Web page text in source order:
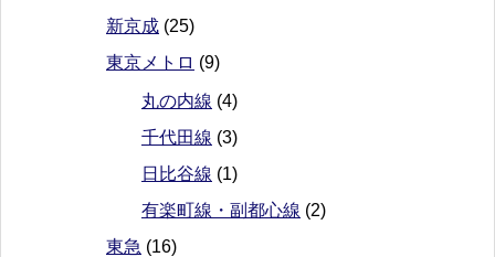
新京成 (25)
東京メトロ (9)
丸の内線 (4)
千代田線 (3)
日比谷線 (1)
有楽町線・副都心線 (2)
東急 (16)